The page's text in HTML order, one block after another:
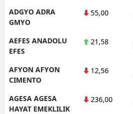
ADGYO ADRA
GMYO
55,00
AEFES ANADOLU
EFES
21,58
AFYON AFYON
CIMENTO
12,56
AGESA AGESA
HAYAT EMEKLILIK
236,00